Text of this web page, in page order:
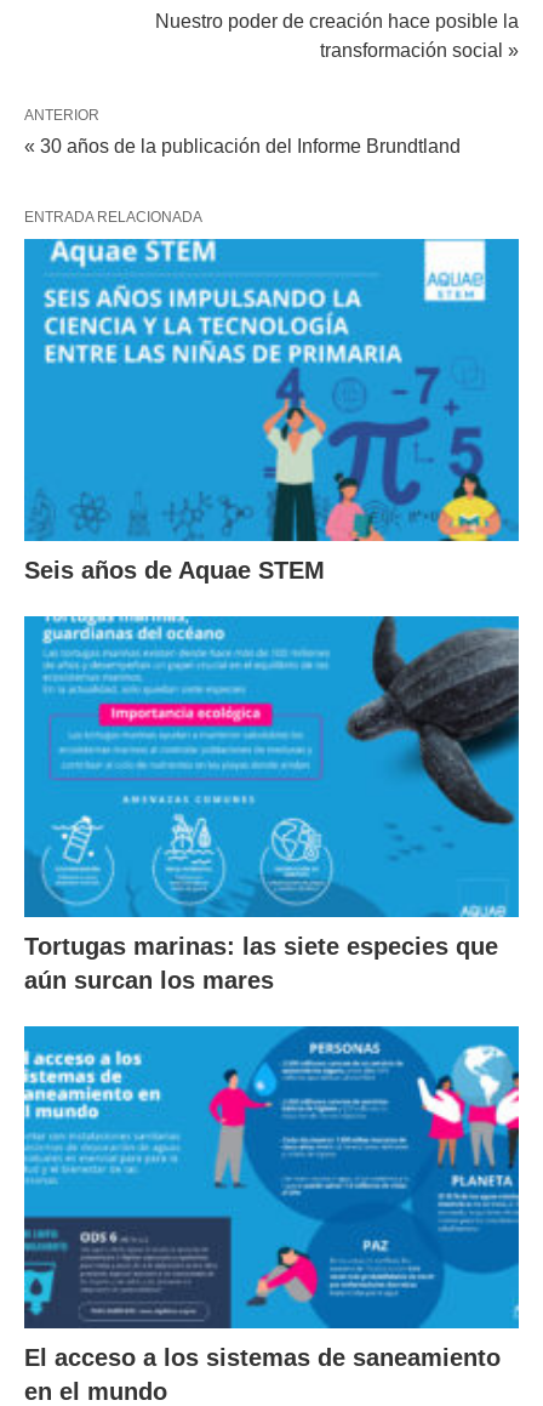
Nuestro poder de creación hace posible la
transformación social »
ANTERIOR
« 30 años de la publicación del Informe Brundtland
ENTRADA RELACIONADA
Seis años de Aquae STEM
Tortugas marinas: las siete especies que
aún surcan los mares
El acceso a los sistemas de saneamiento
en el mundo